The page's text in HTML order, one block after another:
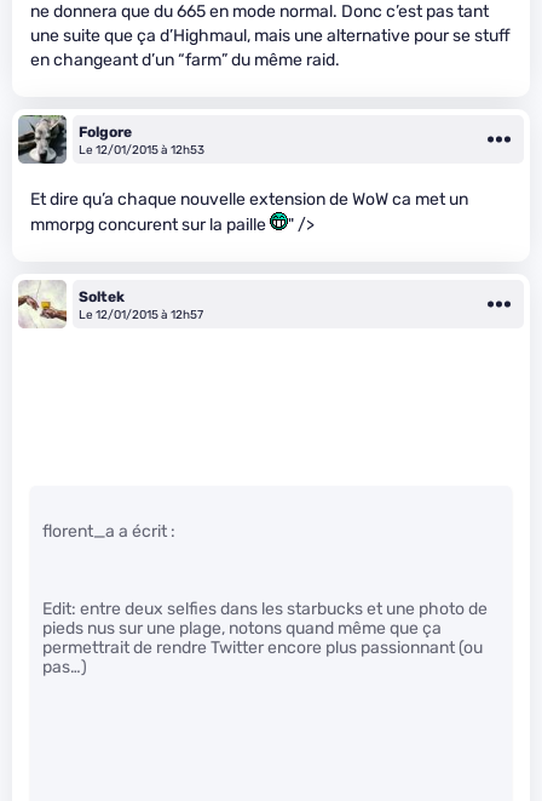
ne donnera que du 665 en mode normal. Donc c’est pas tant
une suite que ça d’Highmaul, mais une alternative pour se stuff
en changeant d’un “farm” du même raid.
Folgore
Le 12/01/2015 à 12h53
Et dire qu’a chaque nouvelle extension de WoW ca met un
mmorpg concurent sur la paille
" />
Soltek
Le 12/01/2015 à 12h57
florent_a a écrit :
Edit: entre deux selfies dans les starbucks et une photo de
pieds nus sur une plage, notons quand même que ça
permettrait de rendre Twitter encore plus passionnant (ou
pas…)